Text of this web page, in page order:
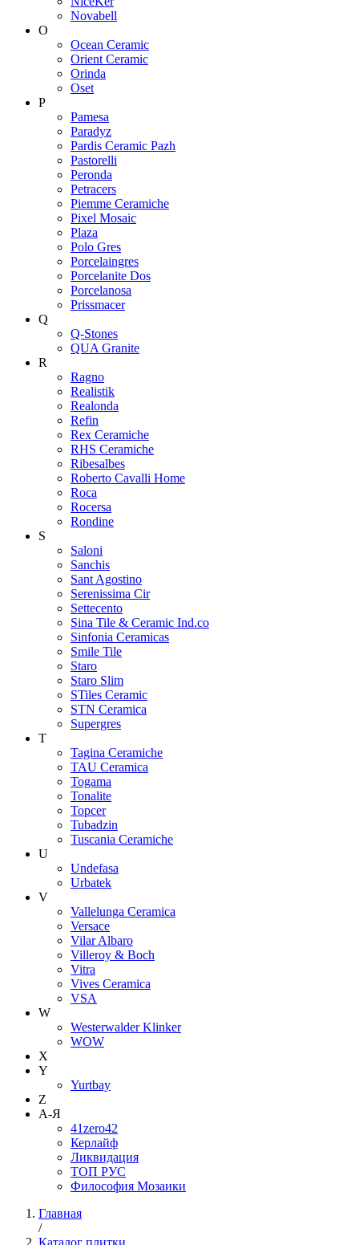
Novabell
O
Ocean Ceramic
Orient Ceramic
Orinda
Oset
P
Pamesa
Paradyz
Pardis Ceramic Pazh
Pastorelli
Peronda
Petracers
Piemme Ceramiche
Pixel Mosaic
Plaza
Polo Gres
Porcelaingres
Porcelanite Dos
Porcelanosa
Prissmacer
Q
Q-Stones
QUA Granite
R
Ragno
Realistik
Realonda
Refin
Rex Ceramiche
RHS Ceramiche
Ribesalbes
Roberto Cavalli Home
Roca
Rocersa
Rondine
S
Saloni
Sanchis
Sant Agostino
Serenissima Cir
Settecento
Sina Tile & Ceramic Ind.co
Sinfonia Ceramicas
Smile Tile
Staro
Staro Slim
STiles Ceramic
STN Ceramica
Supergres
T
Tagina Ceramiche
TAU Ceramica
Togama
Tonalite
Topcer
Tubadzin
Tuscania Ceramiche
U
Undefasa
Urbatek
V
Vallelunga Ceramica
Versace
Vilar Albaro
Villeroy & Boch
Vitra
Vives Ceramica
VSA
W
Westerwalder Klinker
WOW
X
Y
Yurtbay
Z
А-Я
41zero42
Керлайф
Ликвидация
ТОП РУС
Философия Мозаики
Главная
/
Каталог плитки